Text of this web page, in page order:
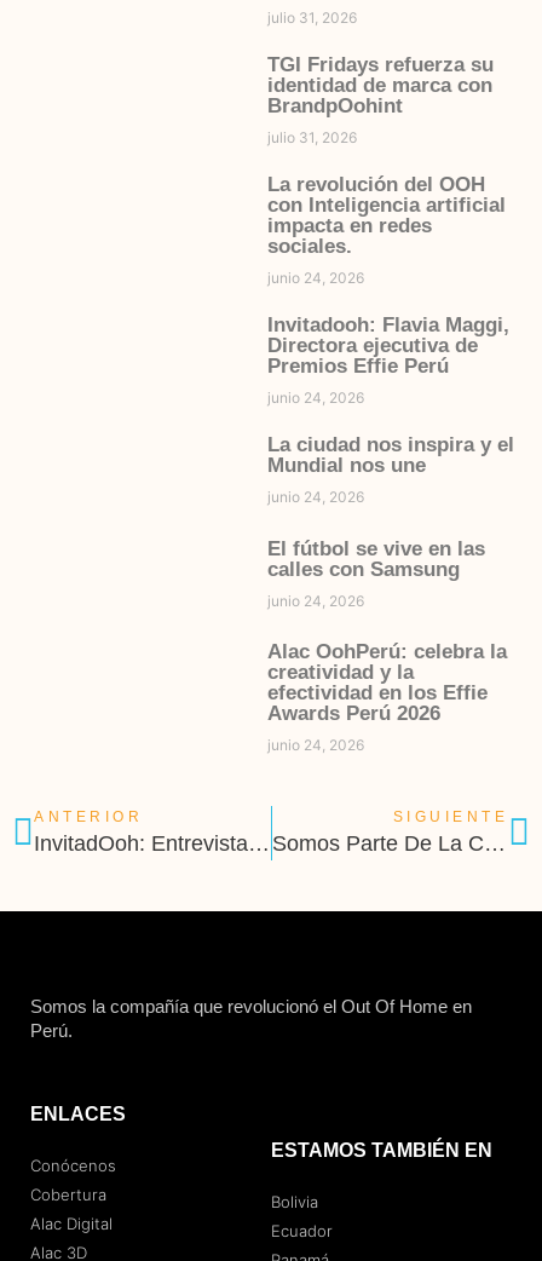
julio 31, 2026
TGI Fridays refuerza su
identidad de marca con
BrandpOohint
julio 31, 2026
La revolución del OOH
con Inteligencia artificial
impacta en redes
sociales.
junio 24, 2026
Invitadooh: Flavia Maggi,
Directora ejecutiva de
Premios Effie Perú
junio 24, 2026
La ciudad nos inspira y el
Mundial nos une
junio 24, 2026
El fútbol se vive en las
calles con Samsung
junio 24, 2026
Alac OohPerú: celebra la
creatividad y la
efectividad en los Effie
Awards Perú 2026
junio 24, 2026
ANTERIOR
InvitadOoh: Entrevista a Daniela Romero, Subgerente de Marketing de Superpet
SIGUIENTE
Somos Parte De La Ciudad Cultural: Abrimos convocatoria para llevar arte y cultura a la vía pública
Somos la compañía que revolucionó el Out Of Home en
Perú.
ENLACES
Conócenos
Cobertura
Alac Digital
Alac 3D
ESTAMOS TAMBIÉN EN
Bolivia
Ecuador